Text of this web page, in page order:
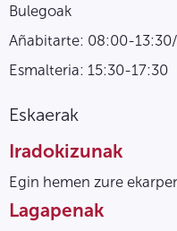
Bulegoak
Añabitarte: 08:00-
Esmalteria: 15:30-17:30
Eskaerak
Iradokizunak
Egin hemen zure
Lagapenak